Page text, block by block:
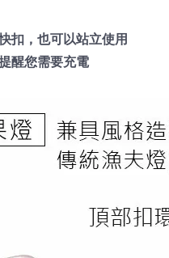
扣，也可以站立使用
醒您需要充電